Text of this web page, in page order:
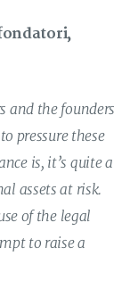
and the founders
pressure these
is, it’s quite a
assets at risk.
of the legal
to raise a